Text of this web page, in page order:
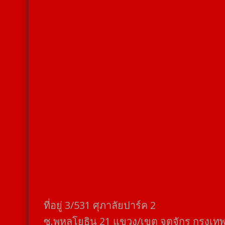
ที่อยู่​ 3/531​ ศุภาลัยปาร์ค​ 2
ซ.พหลโยธิน​ 21​ แขวง/เขต​ จตุจักร​ กรุงเท